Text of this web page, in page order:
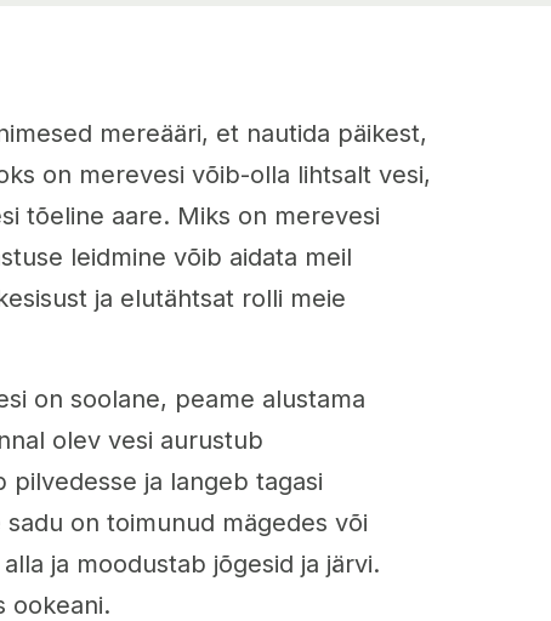
mereääri, et nautida päikest,
on merevesi võib-olla lihtsalt vesi,
tõeline aare. Miks on merevesi
leidmine võib aidata meil
ja elutähtsat rolli meie
on soolane, peame alustama
olev vesi aurustub
pilvedesse ja langeb tagasi
on toimunud mägedes või
ja moodustab jõgesid ja järvi.
ookeani.